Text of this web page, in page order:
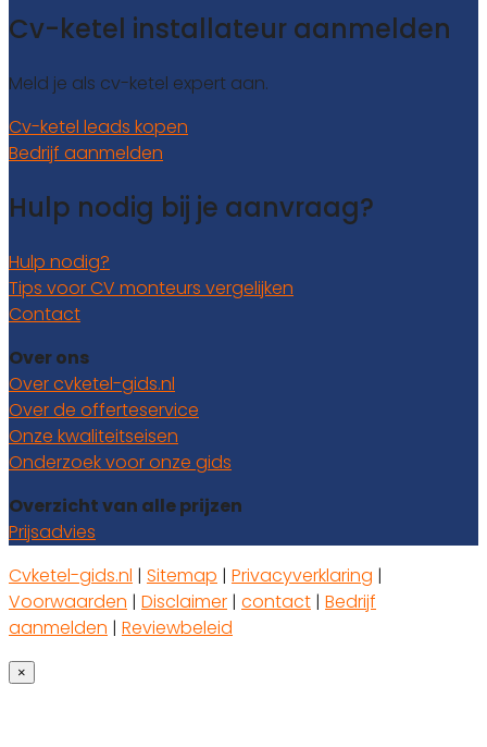
Cv-ketel installateur aanmelden
Meld je als cv-ketel expert aan.
Cv-ketel leads kopen
Bedrijf aanmelden
Hulp nodig bij je aanvraag?
Hulp nodig?
Tips voor CV monteurs vergelijken
Contact
Over ons
Over cvketel-gids.nl
Over de offerteservice
Onze kwaliteitseisen
Onderzoek voor onze gids
Overzicht van alle prijzen
Prijsadvies
Cvketel-gids.nl | Sitemap | Privacyverklaring |
Voorwaarden | Disclaimer | contact | Bedrijf
aanmelden | Reviewbeleid
×